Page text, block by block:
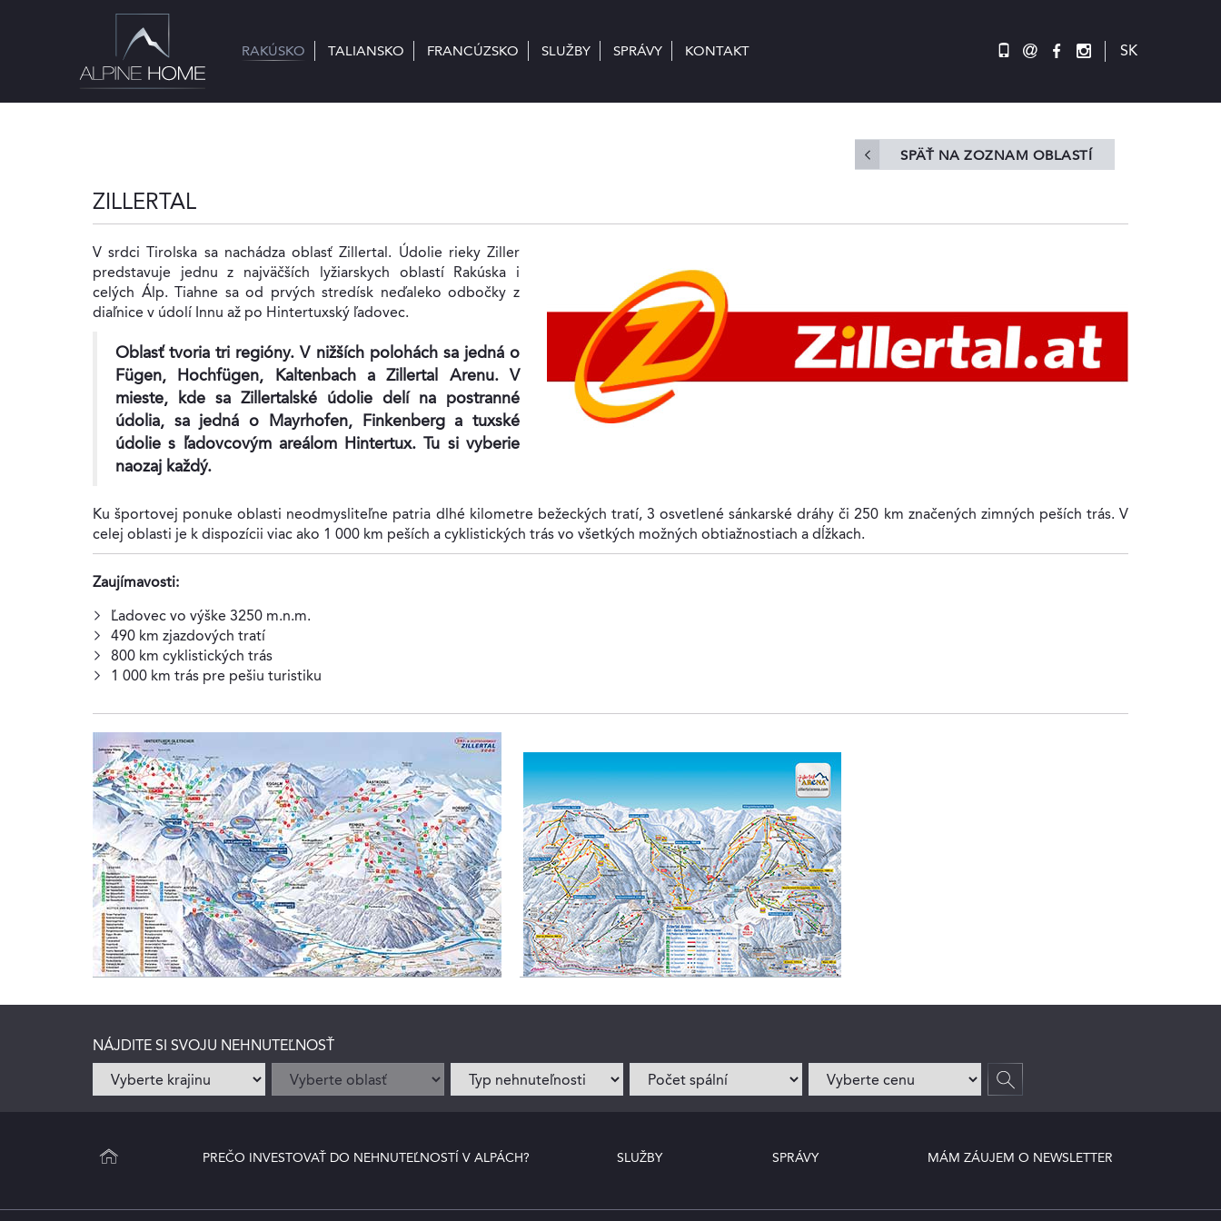
RAKÚSKO TALIANSKO FRANCÚZSKO SLUŽBY SPRÁVY KONTAKT @ SK
RAKÚSKO TALIANSKO FRANCÚZSKO SLUŽBY SPRÁVY KONTAKT
SPÄŤ NA ZOZNAM OBLASTÍ
ZILLERTAL
V srdci Tirolska sa nachádza oblasť Zillertal. Údolie rieky Ziller
predstavuje jednu z najväčších lyžiarskych oblastí Rakúska i
celých Álp. Tiahne sa od prvých stredísk neďaleko odbočky z
diaľnice v údolí Innu až po Hintertuxský ľadovec.
Oblasť tvoria tri regióny. V nižších polohách sa jedná o
Fügen, Hochfügen, Kaltenbach a Zillertal Arenu. V
mieste, kde sa Zillertalské údolie delí na postranné
údolia, sa jedná o Mayrhofen, Finkenberg a tuxské
údolie s ľadovcovým areálom Hintertux. Tu si vyberie
naozaj každý.
Ku športovej ponuke oblasti neodmysliteľne patria dlhé kilometre bežeckých tratí, 3 osvetlené sánkarské dráhy či 250 km značených zimných peších trás. V
celej oblasti je k dispozícii viac ako 1 000 km peších a cyklistických trás vo všetkých možných obtiažnostiach a dĺžkach.
Zaujímavosti:
Ľadovec vo výške 3250 m.n.m.
490 km zjazdových tratí
800 km cyklistických trás
1 000 km trás pre pešiu turistiku
NÁJDITE SI SVOJU NEHNUTEĽNOSŤ
PREČO INVESTOVAŤ DO NEHNUTEĽNOSTÍ V ALPÁCH? SLUŽBY SPRÁVY MÁM ZÁUJEM O NEWSLETTER